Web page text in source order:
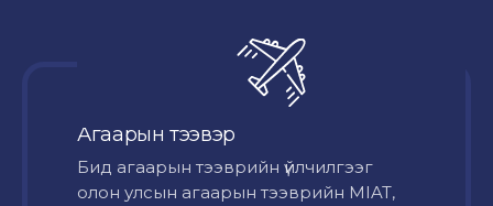
Агаарын тээвэр
Бид агаарын тээврийн үйлчилгээг
олон улсын агаарын тээврийн MIAT,